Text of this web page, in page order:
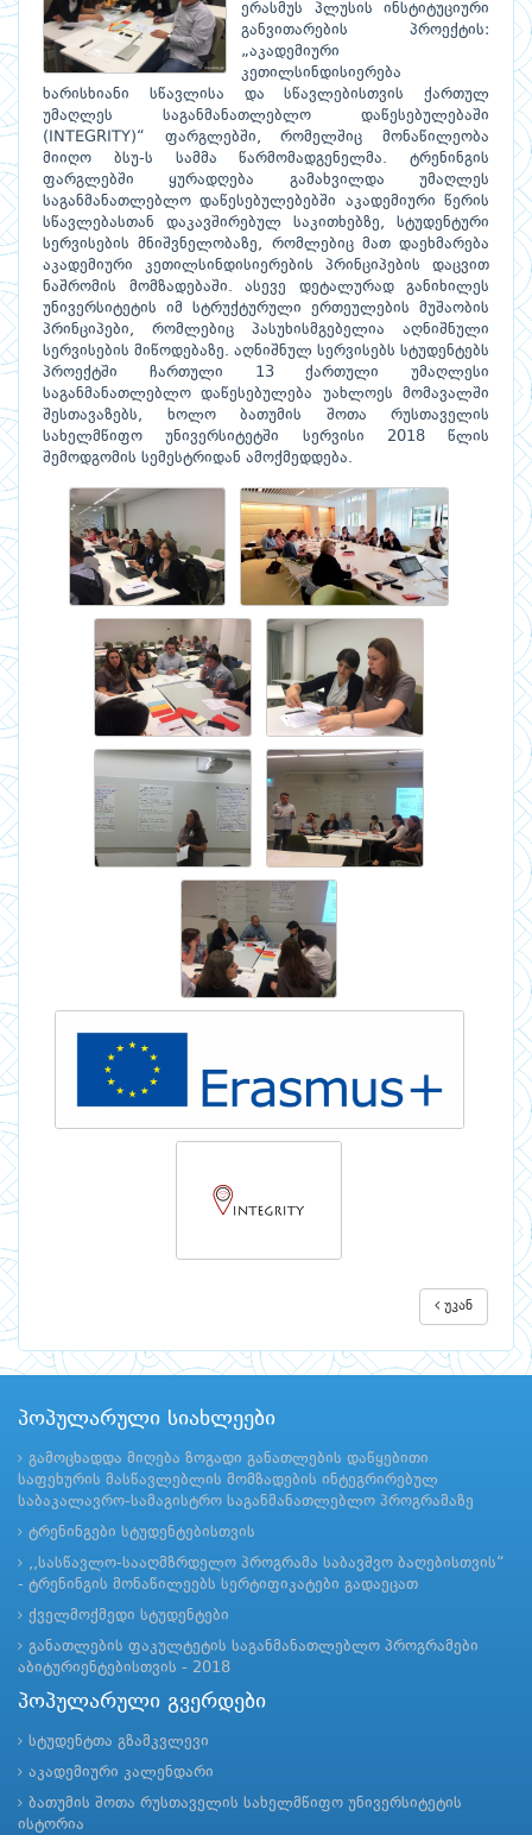
ერასმუს პლუსის ინსტიტუციური
განვითარების პროექტის:
„აკადემიური
კეთილსინდისიერება
ხარისხიანი სწავლისა და სწავლებისთვის ქართულ
უმაღლეს საგანმანათლებლო დაწესებულებაში
(INTEGRITY)“ ფარგლებში, რომელშიც მონაწილეობა
მიიღო ბსუ-ს სამმა წარმომადგენელმა. ტრენინგის
ფარგლებში ყურადღება გამახვილდა უმაღლეს
საგანმანათლებლო დაწესებულებებში აკადემიური წერის
სწავლებასთან დაკავშირებულ საკითხებზე, სტუდენტური
სერვისების მნიშვნელობაზე, რომლებიც მათ დაეხმარება
აკადემიური კეთილსინდისიერების პრინციპების დაცვით
ნაშრომის მომზადებაში. ასევე დეტალურად განიხილეს
უნივერსიტეტის იმ სტრუქტურული ერთეულების მუშაობის
პრინციპები, რომლებიც პასუხისმგებელია აღნიშნული
სერვისების მიწოდებაზე. აღნიშნულ სერვისებს სტუდენტებს
პროექტში ჩართული 13 ქართული უმაღლესი
საგანმანათლებლო დაწესებულება უახლოეს მომავალში
შესთავაზებს, ხოლო ბათუმის შოთა რუსთაველის
სახელმწიფო უნივერსიტეტში სერვისი 2018 წლის
შემოდგომის სემესტრიდან ამოქმედდება.
უკან
პოპულარული სიახლეები
გამოცხადდა მიღება ზოგადი განათლების დაწყებითი
საფეხურის მასწავლებლის მომზადების ინტეგრირებულ
საბაკალავრო-სამაგისტრო საგანმანათლებლო პროგრამაზე
ტრენინგები სტუდენტებისთვის
,,სასწავლო-სააღმზრდელო პროგრამა საბავშვო ბაღებისთვის“
- ტრენინგის მონაწილეებს სერტიფიკატები გადაეცათ
ქველმოქმედი სტუდენტები
განათლების ფაკულტეტის საგანმანათლებლო პროგრამები
აბიტურიენტებისთვის - 2018
პოპულარული გვერდები
სტუდენტთა გზამკვლევი
აკადემიური კალენდარი
ბათუმის შოთა რუსთაველის სახელმწიფო უნივერსიტეტის
ისტორია